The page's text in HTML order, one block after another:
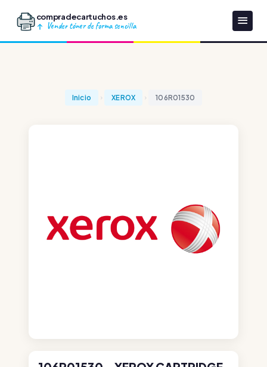
compradecartuchos.es
Vender tóner de forma sencilla
Inicio XEROX 106R01530